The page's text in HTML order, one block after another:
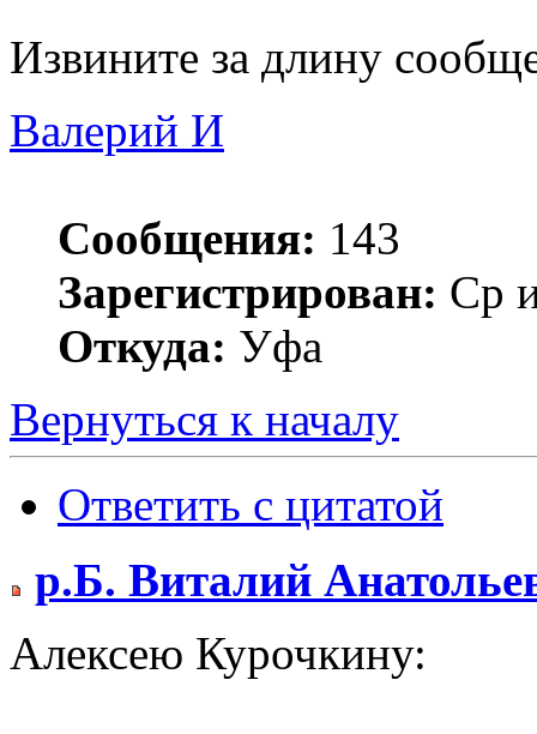
Извините за длину
Валерий И
Сообщения: 143
Зарегистрирован: Ср
Откуда: Уфа
Вернуться к началу
Ответить с цитатой
р.Б. Виталий
Алексею Курочкину: